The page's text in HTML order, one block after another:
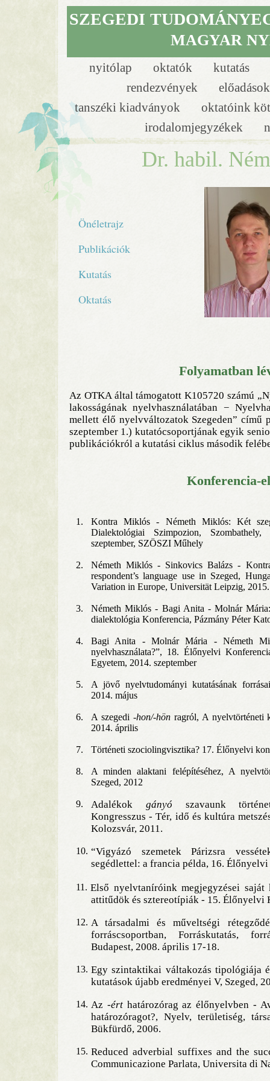
SZEGEDI
MAGYAR
nyitólap oktatók
kutatás
rendezvények
tanszéki kiadványok
oktatóink
irodalomjegyzékek
Dr. habil.
Folyamatban
Az OTKA által támogatott K105720 számú
lakosságának nyelvhasználatában −
mellett élő nyelvváltozatok Szegeden” című
szeptember 1.) kutatócsoportjának egyik
publikációkról a kutatási ciklus második
Konferencia-
1.
Kontra Miklós - Németh Miklós: Két
Dialektológiai Szimpozion,
szeptember, SZÖSZI Műhely
2.
Németh Miklós - Sinkovics Balázs -
respondent’s language use in Szeged,
Variation in Europe, Universität Leipzig,
3.
Németh Miklós - Bagi Anita - Molnár
dialektológia Konferencia, Pázmány Péter
4.
Bagi Anita - Molnár Mária - Németh
nyelvhasználata?”, 18. Élőnyelvi
Egyetem, 2014. szeptember
5.
A jövő nyelvtudományi kutatásának
2014. május
6. A szegedi -hon/-hönragról, A nyelvtörténeti
2014. április
7. Történeti szociolingvisztika? 17. Élőnyelvi
8.
A minden alaktani felépítéséhez, A
Szeged, 2012
9. Adalékok gányó szavaunk
Kongresszus - Tér, idő és kultúra
Kolozsvár, 2011.
10. “Vigyázó szemetek Párizsra
segédlettel: a francia példa, 16.
11. Első nyelvtaníróink megjegyzései
attitűdök és sztereotípiák - 15. Élőnyelvi
12. A társadalmi és műveltségi
forráscsoportban, Forráskutatás,
Budapest, 2008. április 17-18.
13. Egy szintaktikai váltakozás tipológiája
kutatások újabb eredményei V, Szeged,
14. Az -érthatározórag az élőnyelvben -
határozóragot?, Nyelv, területiség,
Bükfürdő, 2006.
15. Reduced adverbial suffixes and the
Communicazione Parlata, Universita di
Önéletrajz
Publikációk
Kutatás
Oktatás